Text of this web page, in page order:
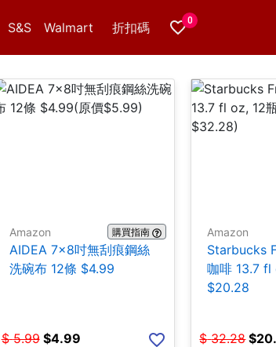
S&S Walmart 折扣碼 0
Amazon 購買指南
AIDEA 7×8吋無刮痕鋼絲
洗碗布 12條 $4.99
$ 5.99 $4.99
Amazon
Starbucks
咖啡 13.7 fl
$20.28
$ 32.28 $